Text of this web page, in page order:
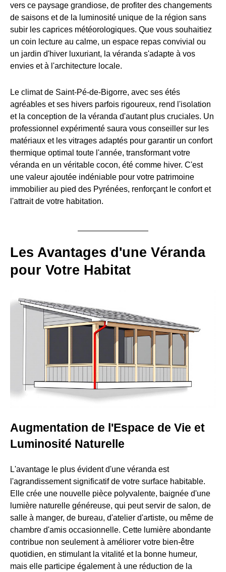
vers ce paysage grandiose, de profiter des changements
de saisons et de la luminosité unique de la région sans
subir les caprices météorologiques. Que vous souhaitiez
un coin lecture au calme, un espace repas convivial ou
un jardin d'hiver luxuriant, la véranda s'adapte à vos
envies et à l'architecture locale.
Le climat de Saint-Pé-de-Bigorre, avec ses étés
agréables et ses hivers parfois rigoureux, rend l'isolation
et la conception de la véranda d'autant plus cruciales. Un
professionnel expérimenté saura vous conseiller sur les
matériaux et les vitrages adaptés pour garantir un confort
thermique optimal toute l'année, transformant votre
véranda en un véritable cocon, été comme hiver. C'est
une valeur ajoutée indéniable pour votre patrimoine
immobilier au pied des Pyrénées, renforçant le confort et
l'attrait de votre habitation.
Les Avantages d'une Véranda
pour Votre Habitat
Augmentation de l'Espace de Vie et
Luminosité Naturelle
L'avantage le plus évident d'une véranda est
l'agrandissement significatif de votre surface habitable.
Elle crée une nouvelle pièce polyvalente, baignée d'une
lumière naturelle généreuse, qui peut servir de salon, de
salle à manger, de bureau, d'atelier d'artiste, ou même de
chambre d'amis occasionnelle. Cette lumière abondante
contribue non seulement à améliorer votre bien-être
quotidien, en stimulant la vitalité et la bonne humeur,
mais elle participe également à une réduction de la